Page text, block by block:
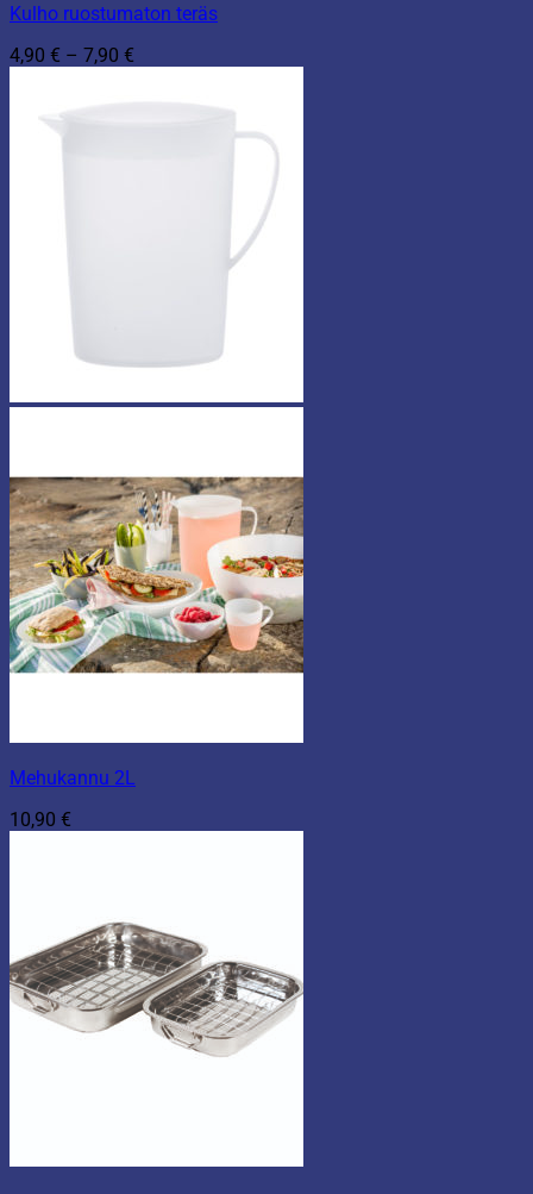
Kulho ruostumaton teräs
4,90 € – 7,90 €
Mehukannu 2L
10,90 €